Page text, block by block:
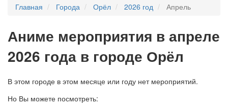
Главная Города Орёл 2026 год Апрель
Аниме мероприятия в апреле
2026 года в городе Орёл
В этом городе в этом месяце или году нет мероприятий.
Но Вы можете посмотреть: